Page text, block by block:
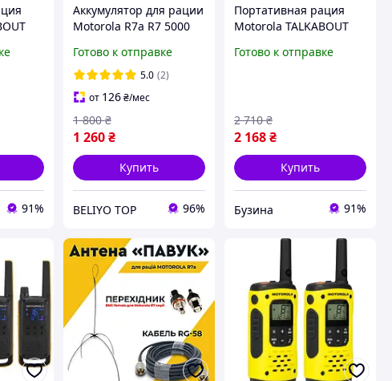
91%
Аккумулятор для рации
Motorola R7a R7 5000
для рации Моторола
р7
Готово к отправке
5.0 (2)
от 126 ₴/мес
1 260 ₴
1 800 ₴
Купить
BELIYO TOP 96%
Портативная рация
Motorola TALKABOUT
B4P00811MDKMAW
Готово к отправке
2 168₴
2 710 ₴
Купить
Бузина 91%